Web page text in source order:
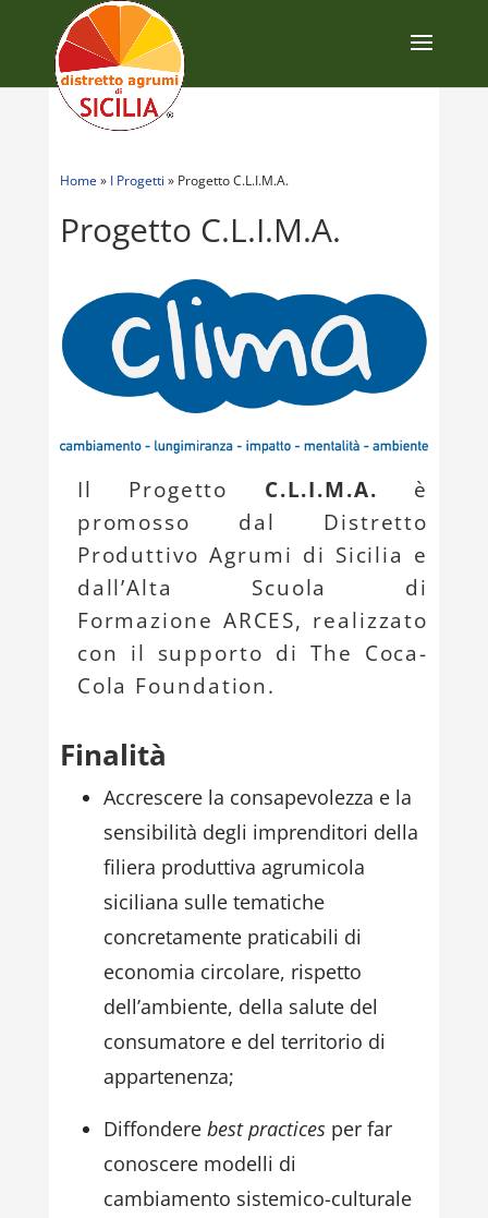
Home » I Progetti » Progetto C.L.I.M.A.
Progetto C.L.I.M.A.
Il Progetto C.L.I.M.A. è
promosso dal Distretto
Produttivo Agrumi di Sicilia e
dall’Alta Scuola di
Formazione ARCES, realizzato
con il supporto di The Coca-
Cola Foundation.
Finalità
Accrescere la consapevolezza e la
sensibilità degli imprenditori della
filiera produttiva agrumicola
siciliana sulle tematiche
concretamente praticabili di
economia circolare, rispetto
dell’ambiente, della salute del
consumatore e del territorio di
appartenenza;
Diffondere best practicesper far
conoscere modelli di
cambiamento sistemico-culturale